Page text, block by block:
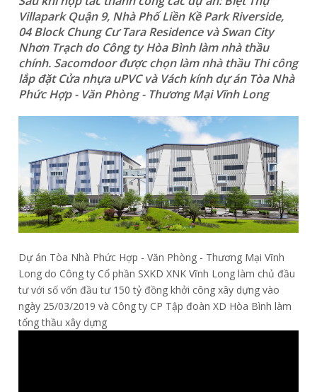
Villapark Quận 9, Nhà Phố Liền Kề Park Riverside,
04 Block Chung Cư Tara Residence và Swan City
Nhơn Trạch do Công ty Hòa Bình làm nhà thầu
chính. Sacomdoor được chọn làm nhà thầu Thi công
lắp đặt Cửa nhựa uPVC và Vách kính dự án Tòa Nhà
Phức Hợp - Văn Phòng - Thương Mại Vĩnh Long
Dự án Tòa Nhà Phức Hợp - Văn Phòng - Thương Mại Vĩnh
Long do Công ty Cổ phần SXKD XNK Vĩnh Long làm chủ đầu
tư với số vốn đầu tư 150 tỷ đồng khởi công xây dựng vào
ngày 25/03/2019 và Công ty CP Tập đoàn XD Hòa Bình làm
tổng thầu xây dựng